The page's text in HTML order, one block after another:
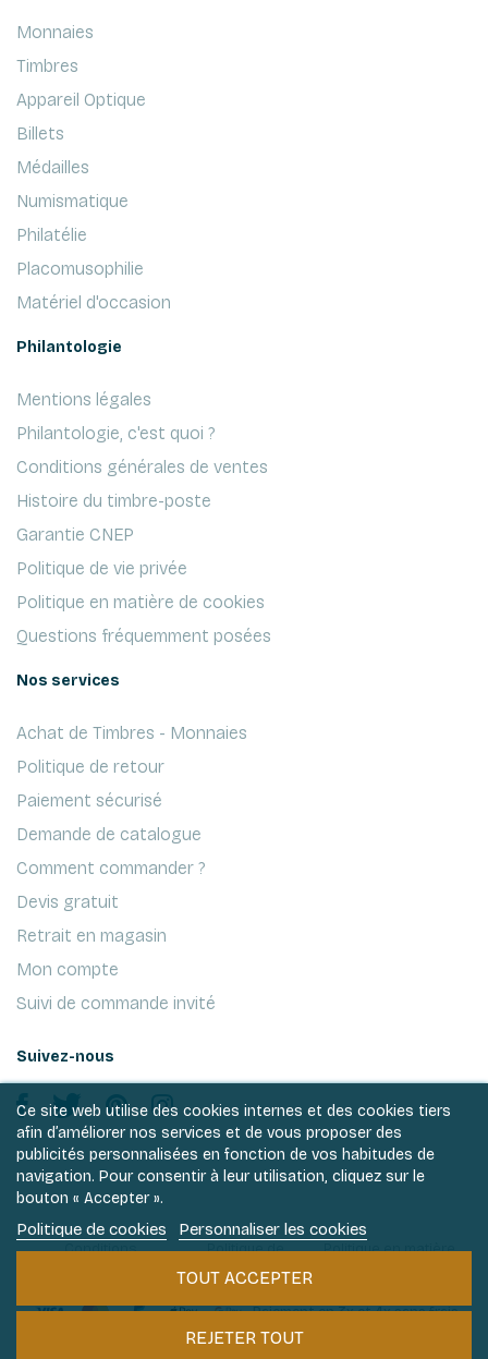
Monnaies
Timbres
Appareil Optique
Billets
Médailles
Numismatique
Philatélie
Placomusophilie
Matériel d'occasion
Philantologie
Mentions légales
Philantologie, c'est quoi ?
Conditions générales de ventes
Histoire du timbre-poste
Garantie CNEP
Politique de vie privée
Politique en matière de cookies
Questions fréquemment posées
Nos services
Achat de Timbres - Monnaies
Politique de retour
Paiement sécurisé
Demande de catalogue
Comment commander ?
Devis gratuit
Retrait en magasin
Mon compte
Suivi de commande invité
Suivez-nous
Ce site web utilise des cookies internes et des cookies tiers
afin d’améliorer nos services et de vous proposer des
publicités personnalisées en fonction de vos habitudes de
navigation. Pour consentir à leur utilisation, cliquez sur le
bouton « Accepter ».
Politique de cookies Personnaliser les cookies
REJETER TOUT
TOUT ACCEPTER
Conditions
Politique de
vie privée
Politique en matière
Paiement en 3x et 4x sans frais